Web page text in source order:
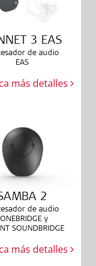
3 EAS
de audio
EAS
más detalles
2
de audio
y
SOUNDBRIDGE
más detalles